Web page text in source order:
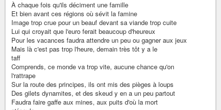
À chaque fois qu'ils déciment une famille
Et bien avant ces régions où sévit la famine
Image trop crue pour un beauf devant sa viande trop cuite
Lui qui croyait que l'euro ferait beaucoup d'heureux
Pour les vacances faudra attendre un peu ou gagner aux jeux
Mais là c'est pas trop l'heure, demain très tôt y a le
taff
Comprends, ce monde va trop vite, aucune chance qu'on
l'rattrape
Sur la route des principes, ils ont mis des pièges à loups
Des gilets dynamites, et des skeud y en a un peu partout
Faudra faire gaffe aux mines, aux puits d'où la mort